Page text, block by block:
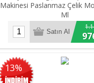
Makinesi Paslanmaz Çelik
Ml
13%